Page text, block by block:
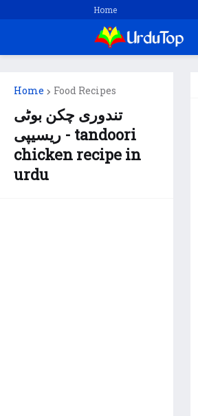
Home
Home Food Recipes
تندوری چکن بوٹی
ریسیپی - tandoori
chicken recipe in
urdu